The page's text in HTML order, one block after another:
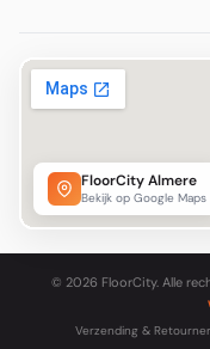
FloorCity Almere
Bekijk op Google Maps
© 2026 FloorCity. Alle
Verzending &